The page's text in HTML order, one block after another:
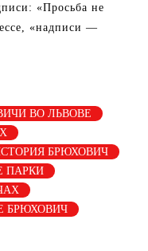
«Просьба не
«надписи —
ВО ЛЬВОВЕ
БРЮХОВИЧ
ПАРКИ
БРЮХОВИЧ